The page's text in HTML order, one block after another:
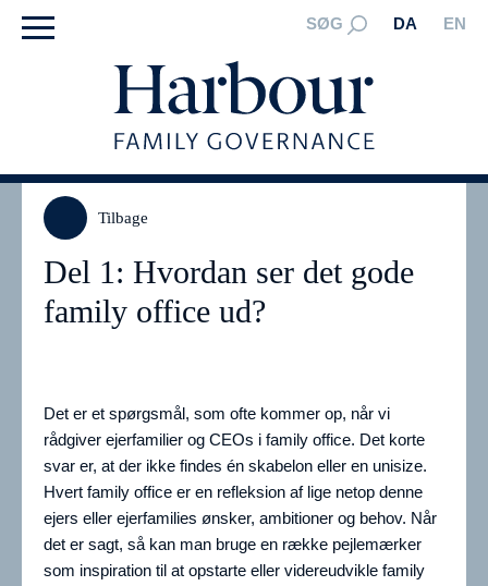
SØG DA EN
Tilbage
Del 1: Hvordan ser det gode
family office ud?
Det er et spørgsmål, som ofte kommer op, når vi
rådgiver ejerfamilier og CEOs i family office. Det korte
svar er, at der ikke findes én skabelon eller en unisize.
Hvert family office er en refleksion af lige netop denne
ejers eller ejerfamilies ønsker, ambitioner og behov. Når
det er sagt, så kan man bruge en række pejlemærker
som inspiration til at opstarte eller videreudvikle family